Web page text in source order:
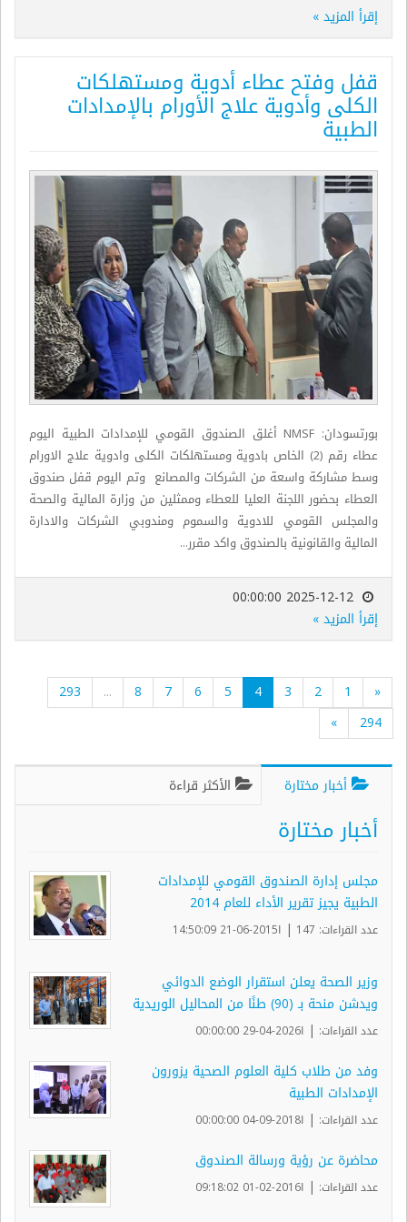
إقرأ المزيد »
قفل وفتح عطاء أدوية ومستهلكات
الكلى وأدوية علاج الأورام بالإمدادات
الطبية
بورتسودان: NMSF أغلق الصندوق القومي للإمدادات الطبية اليوم
عطاء رقم (2) الخاص بادوية ومستهلكات الكلى وادوية علاج الاورام
وسط مشاركة واسعة من الشركات والمصانع وتم اليوم قفل صندوق
العطاء بحضور اللجنة العليا للعطاء وممثلين من وزارة المالية والصحة
والمجلس القومي للادوية والسموم ومندوبي الشركات والادارة
المالية والقانونية بالصندوق واكد مقرر...
إقرأ المزيد »
«
1
2
3
4
5
6
7
8
...
293
294
»
أخبار مختارة الأكثر قراءة
أخبار مختارة
مجلس إدارة الصندوق القومي للإمدادات
الطبية يجيز تقرير الأداء للعام 2014
عدد القراءات: 147 | ا2015-06-21 14:50:09
وزير الصحة يعلن استقرار الوضع الدوائي
ويدشن منحة بـ (90) طنًا من المحاليل الوريدية
عدد القراءات: | ا2026-04-29 00:00:00
وفد من طلاب كلية العلوم الصحية يزورون
الإمدادات الطبية
عدد القراءات: | ا2018-09-04 00:00:00
محاضرة عن رؤية ورسالة الصندوق
عدد القراءات: | ا2016-02-01 09:18:02